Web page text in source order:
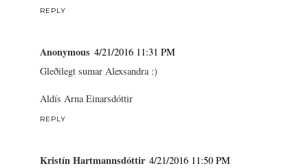
REPLY
Anonymous 4/21/2016 11:31 PM
Gleðilegt sumar Alexsandra :)
Aldís Arna Einarsdóttir
REPLY
Kristín Hartmannsdóttir 4/21/2016 11:50 PM